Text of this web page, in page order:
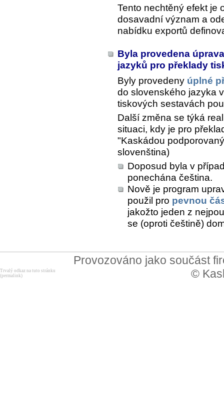
Tento nechtěný efekt je
dosavadní význam a
nabídku exportů
Byla provedena
jazyků pro překlady
Byly provedeny úplné
do slovenského jazyka
tiskových sestavách
Další změna se týká
situaci, kdy je pro
"Kaskádou
slovenština)
Doposud byla v
ponechána čeština.
Nově je program
použil pro pevnou
jakožto jeden z
se (oproti češtině)
Provozováno jako součást
©
Trvalý odkaz na tuto stránku
(permalink)